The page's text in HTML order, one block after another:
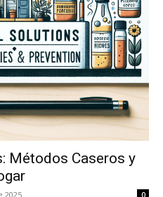
Métodos Caseros y
2025 0